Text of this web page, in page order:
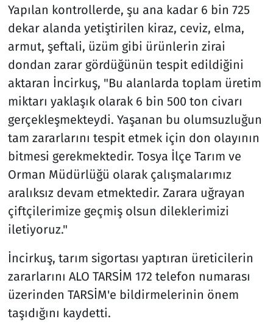
Yapılan kontrollerde, şu ana kadar 6 bin 725
dekar alanda yetiştirilen kiraz, ceviz, elma,
armut, şeftali, üzüm gibi ürünlerin zirai
dondan zarar gördüğünün tespit edildiğini
aktaran İncirkuş, "Bu alanlarda toplam üretim
miktarı yaklaşık olarak 6 bin 500 ton civarı
gerçekleşmekteydi. Yaşanan bu olumsuzluğun
tam zararlarını tespit etmek için don olayının
bitmesi gerekmektedir. Tosya İlçe Tarım ve
Orman Müdürlüğü olarak çalışmalarımız
aralıksız devam etmektedir. Zarara uğrayan
çiftçilerimize geçmiş olsun dileklerimizi
iletiyoruz."
İncirkuş, tarım sigortası yaptıran üreticilerin
zararlarını ALO TARSİM 172 telefon numarası
üzerinden TARSİM'e bildirmelerinin önem
taşıdığını kaydetti.